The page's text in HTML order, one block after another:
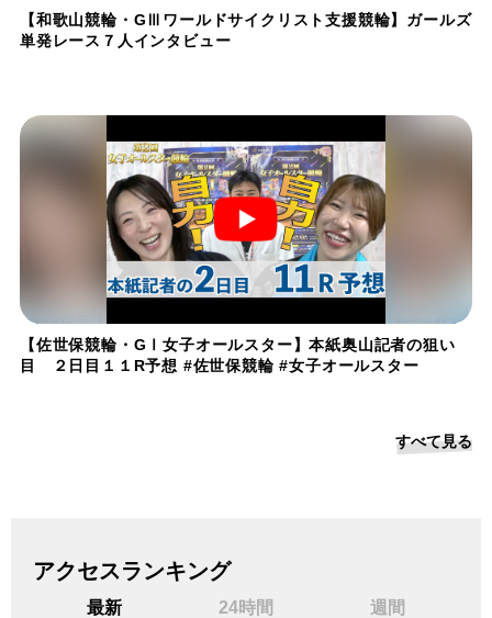
【和歌山競輪・GⅢワールドサイクリスト支援競輪】ガールズ
単発レース７人インタビュー
【佐世保競輪・GⅠ女子オールスター】本紙奥山記者の狙い
目 ２日目１１R予想 #佐世保競輪 #女子オールスター
すべて見る
アクセスランキング
最新 24時間 週間